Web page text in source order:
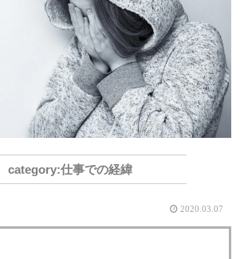
仕事での経緯
2020.03.07